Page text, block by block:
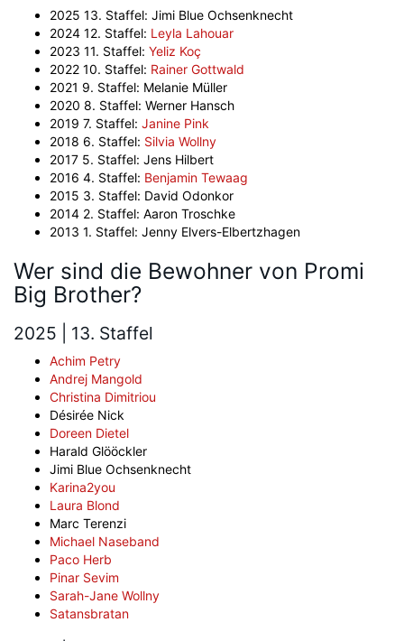
2025 13. Staffel: Jimi Blue Ochsenknecht
2024 12. Staffel: Leyla Lahouar
2023 11. Staffel: Yeliz Koç
2022 10. Staffel: Rainer Gottwald
2021 9. Staffel: Melanie Müller
2020 8. Staffel: Werner Hansch
2019 7. Staffel: Janine Pink
2018 6. Staffel: Silvia Wollny
2017 5. Staffel: Jens Hilbert
2016 4. Staffel: Benjamin Tewaag
2015 3. Staffel: David Odonkor
2014 2. Staffel: Aaron Troschke
2013 1. Staffel: Jenny Elvers-Elbertzhagen
Wer sind die Bewohner von Promi
Big Brother?
2025 | 13. Staffel
Achim Petry
Andrej Mangold
Christina Dimitriou
Désirée Nick
Doreen Dietel
Harald Glööckler
Jimi Blue Ochsenknecht
Karina2you
Laura Blond
Marc Terenzi
Michael Naseband
Paco Herb
Pinar Sevim
Sarah-Jane Wollny
Satansbratan